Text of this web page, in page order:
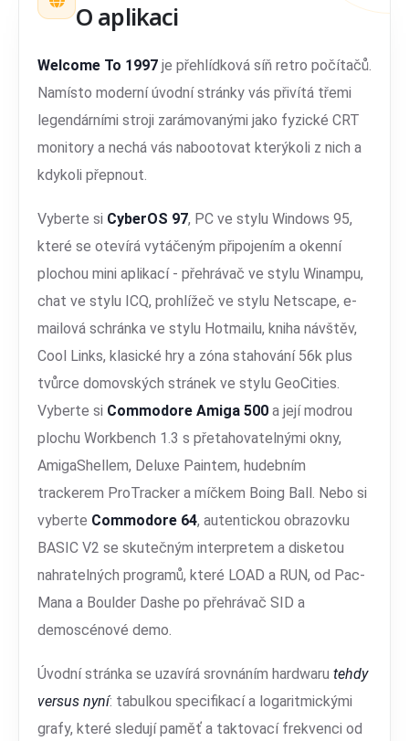
O aplikaci
Welcome To 1997 je přehlídková síň retro počítačů.
Namísto moderní úvodní stránky vás přivítá třemi
legendárními stroji zarámovanými jako fyzické CRT
monitory a nechá vás nabootovat kterýkoli z nich a
kdykoli přepnout.
Vyberte si CyberOS 97, PC ve stylu Windows 95,
které se otevírá vytáčeným připojením a okenní
plochou mini aplikací - přehrávač ve stylu Winampu,
chat ve stylu ICQ, prohlížeč ve stylu Netscape, e-
mailová schránka ve stylu Hotmailu, kniha návštěv,
Cool Links, klasické hry a zóna stahování 56k plus
tvůrce domovských stránek ve stylu GeoCities.
Vyberte si Commodore Amiga 500 a její modrou
plochu Workbench 1.3 s přetahovatelnými okny,
AmigaShellem, Deluxe Paintem, hudebním
trackerem ProTracker a míčkem Boing Ball. Nebo si
vyberte Commodore 64, autentickou obrazovku
BASIC V2 se skutečným interpretem a disketou
nahratelných programů, které LOAD a RUN, od Pac-
Mana a Boulder Dashe po přehrávač SID a
demoscénové demo.
Úvodní stránka se uzavírá srovnáním hardwaru tehdy
versus nyní: tabulkou specifikací a logaritmickými
grafy, které sledují paměť a taktovací frekvenci od